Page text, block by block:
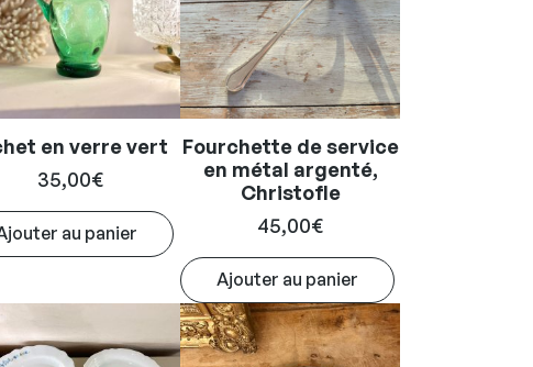
en verre vert
35,00€
au panier
Fourchette de service
en métal argenté,
Christofle
45,00€
Ajouter au panier